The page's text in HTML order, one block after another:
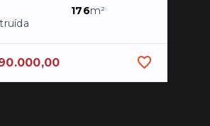
176m²